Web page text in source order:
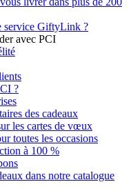
service GiftyLink ?
avec PCI
?
des cadeaux
les cartes de vœux
toutes les occasions
à 100 %
dans notre catalogue